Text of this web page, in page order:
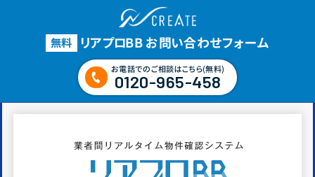
無料 リアプロBB お問い合わせフォーム
お電話でのご相談はこちら(無料)
0120-965-458